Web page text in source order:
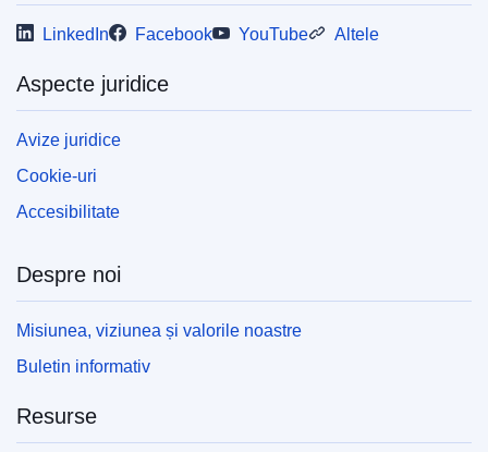
LinkedIn Facebook YouTube Altele
Aspecte juridice
Avize juridice
Cookie-uri
Accesibilitate
Despre noi
Misiunea, viziunea și valorile noastre
Buletin informativ
Resurse